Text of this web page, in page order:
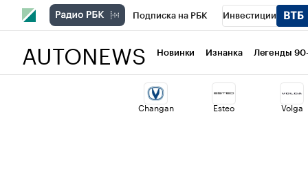
Подписка на РБК Инвестиции
Национальные проекты Город
Кредитные рейтинги Франшизы
AUTONEWS Новинки Изнанка Легенды
Changan Esteo Volga